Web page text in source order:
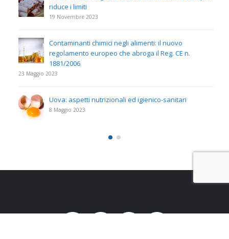
riduce i limiti
19 Novembre 2023
Contaminanti chimici negli alimenti: il nuovo
regolamento europeo che abroga il Reg. CE n.
1881/2006
23 Maggio 2023
Uova: aspetti nutrizionali ed igienico-sanitari
8 Maggio 2023